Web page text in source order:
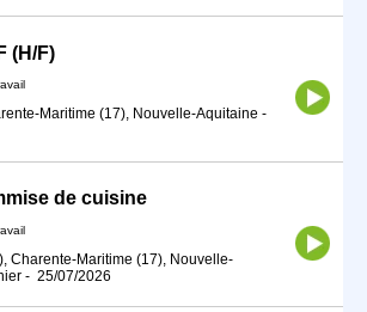
(H/F)
Maritime (17), Nouvelle-Aquitaine -
de cuisine
Charente-Maritime (17), Nouvelle-
- 25/07/2026